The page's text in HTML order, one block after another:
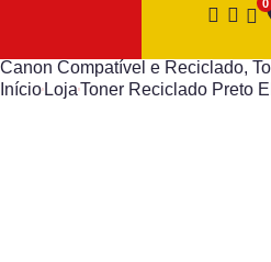
Canon Compatível e Reciclado,
Início LojaToner Reciclado Preto